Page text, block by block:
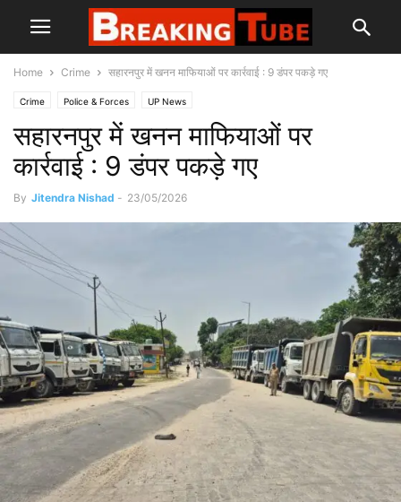
Home Crime सहारनपुर में खनन माफियाओं पर कार्रवाई : 9 डंपर पकड़े गए
Crime Police & Forces UP News
सहारनपुर में खनन माफियाओं पर
कार्रवाई : 9 डंपर पकड़े गए
By Jitendra Nishad - 23/05/2026